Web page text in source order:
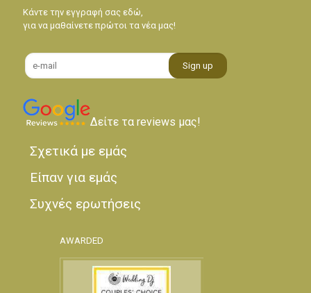
Κάντε την εγγραφή σας εδώ,
για να μαθαίνετε πρώτοι τα νέα μας!
Δείτε τα reviews μας!
Σχετικά με εμάς
Είπαν για εμάς
Συχνές ερωτήσεις
AWARDED